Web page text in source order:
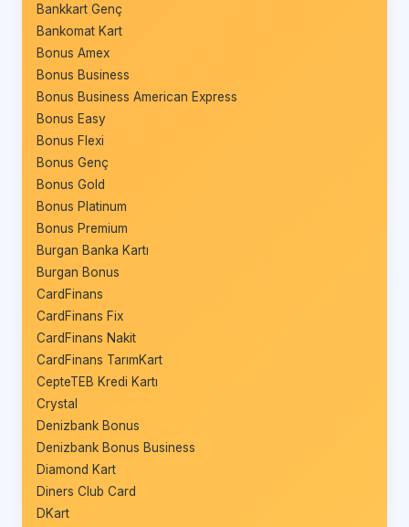
Bankkart Genç
Bankomat Kart
Bonus Amex
Bonus Business
Bonus Business American Express
Bonus Easy
Bonus Flexi
Bonus Genç
Bonus Gold
Bonus Platinum
Bonus Premium
Burgan Banka Kartı
Burgan Bonus
CardFinans
CardFinans Fix
CardFinans Nakit
CardFinans TarımKart
CepteTEB Kredi Kartı
Crystal
Denizbank Bonus
Denizbank Bonus Business
Diamond Kart
Diners Club Card
DKart